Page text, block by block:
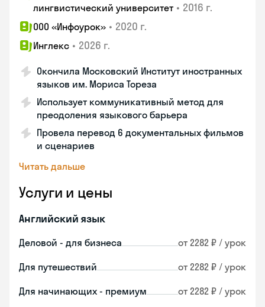
лингвистический университет • 2016 г.
ООО «Инфоурок» • 2020 г.
Инглекс • 2026 г.
Окончила Московский Институт иностранных
языков им. Мориса Тореза
Использует коммуникативный метод для
преодоления языкового барьера
Провела перевод 6 документальных фильмов
и сценариев
Читать дальше
Услуги и цены
Английский язык
Деловой - для бизнеса от 2282 ₽ / урок
Для путешествий от 2282 ₽ / урок
Для начинающих - премиум от 2282 ₽ / урок